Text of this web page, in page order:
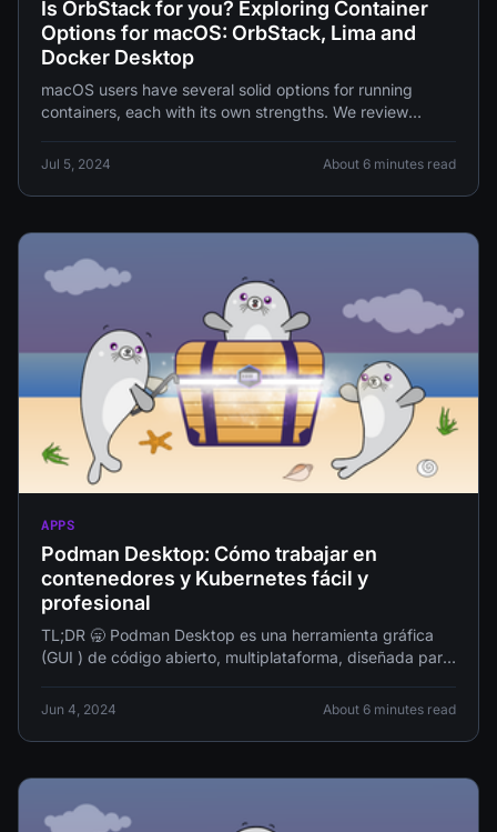
Is OrbStack for you? Exploring Container
Options for macOS: OrbStack, Lima and
Docker Desktop
macOS users have several solid options for running
containers, each with its own strengths. We review
Jul 5, 2024 About 6 minutes read
APPS
Podman Desktop: Cómo trabajar en
contenedores y Kubernetes fácil y
profesional
TL;DR 🥱 Podman Desktop es una herramienta gráfica
(GUI ) de código abierto, multiplataforma, diseñada para
Jun 4, 2024 About 6 minutes read